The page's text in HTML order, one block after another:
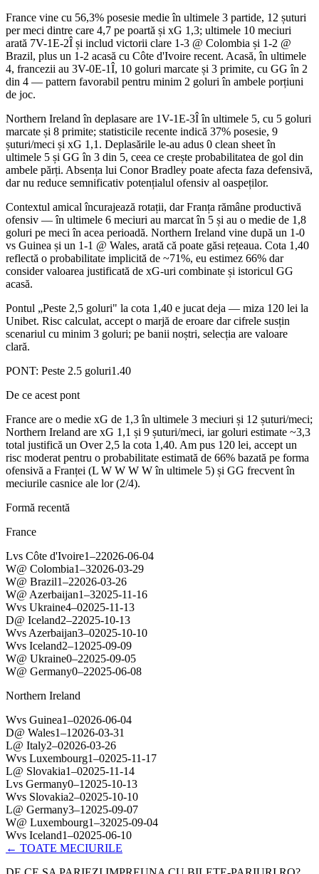
France vine cu 56,3% posesie medie în ultimele 3 partide, 12 șuturi
per meci dintre care 4,7 pe poartă și xG 1,3; ultimele 10 meciuri
arată 7V-1E-2Î și includ victorii clare 1-3 @ Colombia și 1-2 @
Brazil, plus un 1-2 acasă cu Côte d'Ivoire recent. Acasă, în ultimele
4, francezii au 3V-0E-1Î, 10 goluri marcate și 3 primite, cu GG în 2
din 4 — pattern favorabil pentru minim 2 goluri în ambele porțiuni
de joc.
Northern Ireland în deplasare are 1V-1E-3Î în ultimele 5, cu 5 goluri
marcate și 8 primite; statisticile recente indică 37% posesie, 9
șuturi/meci și xG 1,1. Deplasările le-au adus 0 clean sheet în
ultimele 5 și GG în 3 din 5, ceea ce crește probabilitatea de gol din
ambele părți. Absența lui Conor Bradley poate afecta faza defensivă,
dar nu reduce semnificativ potențialul ofensiv al oaspeților.
Contextul amical încurajează rotații, dar Franța rămâne productivă
ofensiv — în ultimele 6 meciuri au marcat în 5 și au o medie de 1,8
goluri pe meci în acea perioadă. Northern Ireland vine după un 1-0
vs Guinea și un 1-1 @ Wales, arată că poate găsi rețeaua. Cota 1,40
reflectă o probabilitate implicită de ~71%, eu estimez 66% dar
consider valoarea justificată de xG-uri combinate și istoricul GG
acasă.
Pontul „Peste 2,5 goluri" la cota 1,40 e jucat deja — miza 120 lei la
Unibet. Risc calculat, accept o marjă de eroare dar cifrele susțin
scenariul cu minim 3 goluri; pe banii noștri, selecția are valoare
clară.
PONT: Peste 2.5 goluri1.40
De ce acest pont
France are o medie xG de 1,3 în ultimele 3 meciuri și 12 șuturi/meci;
Northern Ireland are xG 1,1 și 9 șuturi/meci, iar goluri estimate ~3,3
total justifică un Over 2,5 la cota 1,40. Am pus 120 lei, accept un
risc moderat pentru o probabilitate estimată de 66% bazată pe forma
ofensivă a Franței (L W W W W în ultimele 5) și GG frecvent în
meciurile casnice ale lor (2/4).
Formă recentă
France
Lvs Côte d'Ivoire1–22026-06-04
W@ Colombia1–32026-03-29
W@ Brazil1–22026-03-26
W@ Azerbaijan1–32025-11-16
Wvs Ukraine4–02025-11-13
D@ Iceland2–22025-10-13
Wvs Azerbaijan3–02025-10-10
Wvs Iceland2–1 2025-09-09
W@ Ukraine0–22025-09-05
W@ Germany0–22025-06-08
Northern Ireland
Wvs Guinea1–02026-06-04
D@ Wales1–1 2026-03-31
L@ Italy2–02026-03-26
Wvs Luxembourg1–02025-11-17
L@ Slovakia1–02025-11-14
Lvs Germany0–1 2025-10-13
Wvs Slovakia2–02025-10-10
L@ Germany3–1 2025-09-07
W@ Luxembourg1–32025-09-04
Wvs Iceland1–02025-06-10
← TOATE MECIURILE